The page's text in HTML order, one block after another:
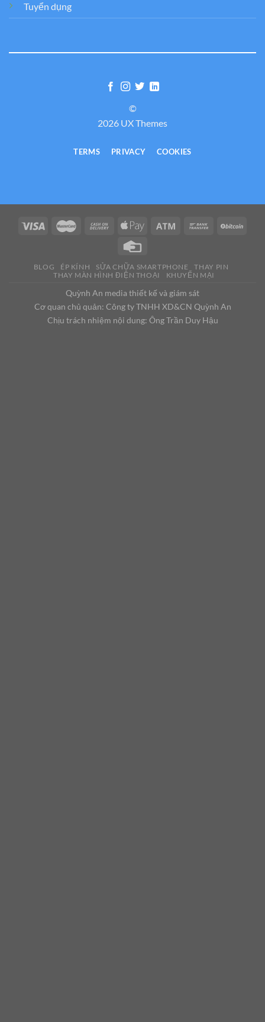
Tuyển dụng
©
2026 UX Themes
TERMS PRIVACY COOKIES
BLOG ÉP KÍNH SỬA CHỮA SMARTPHONE
THAY PIN
THAY MÀN HÌNH ĐIỆN THOẠI
KHUYẾN MẠI
Quỳnh An media thiết kế và giám sát
Cơ quan chủ quản: Công ty TNHH XD&CN Quỳnh An
Chịu trách nhiệm nội dung: Ông Trần Duy Hậu